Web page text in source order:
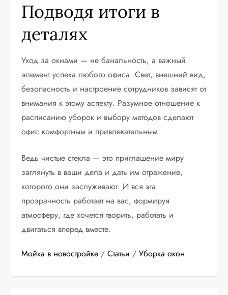
Подводя итоги в
деталях
Уход за окнами — не банальность, а важный
элемент успеха любого офиса. Свет, внешний вид,
безопасность и настроение сотрудников зависят от
внимания к этому аспекту. Разумное отношение к
расписанию уборок и выбору методов сделают
офис комфортным и привлекательным.
Ведь чистые стекла — это приглашение миру
заглянуть в ваши дела и дать им отражение,
которого они заслуживают. И вся эта
прозрачность работает на вас, формируя
атмосферу, где хочется творить, работать и
двигаться вперед вместе.
Мойка в новостройке /Статьи /Уборка окон